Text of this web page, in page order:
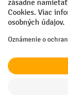
Doprava zdarma
Bezpečná
Individuálne
Spôsoby